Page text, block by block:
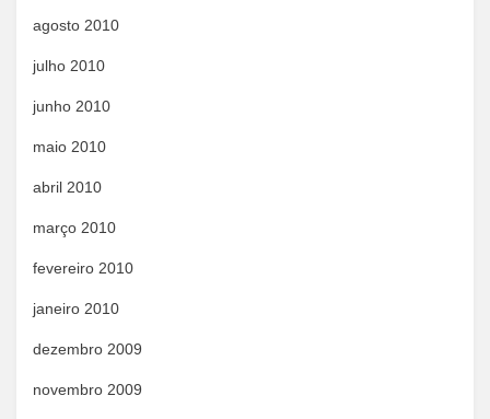
agosto 2010
julho 2010
junho 2010
maio 2010
abril 2010
março 2010
fevereiro 2010
janeiro 2010
dezembro 2009
novembro 2009